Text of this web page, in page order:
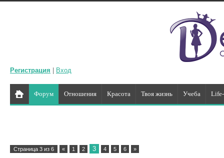
Регистрация Вход
Форум Отношения Красота Твоя жизнь Учеба
Страница 3 из 6 « 1 2 3 4 5 6 »